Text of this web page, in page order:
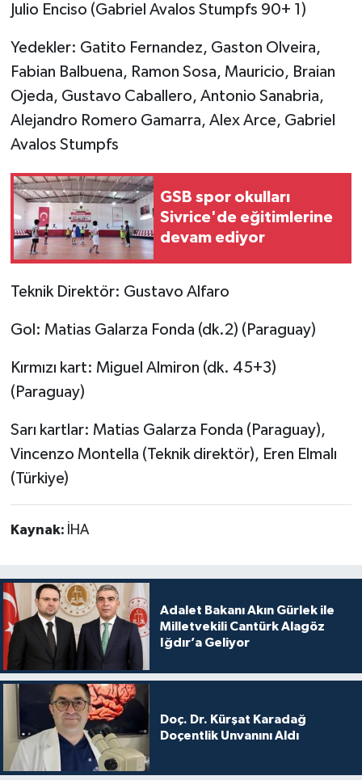
Julio Enciso (Gabriel Avalos Stumpfs 90+ 1)
Yedekler: Gatito Fernandez, Gaston Olveira,
Fabian Balbuena, Ramon Sosa, Mauricio, Braian
Ojeda, Gustavo Caballero, Antonio Sanabria,
Alejandro Romero Gamarra, Alex Arce, Gabriel
Avalos Stumpfs
GSB spor okulları
Sivrice'de eğitimlerine
devam ediyor
Teknik Direktör: Gustavo Alfaro
Gol: Matias Galarza Fonda (dk.2) (Paraguay)
Kırmızı kart: Miguel Almiron (dk. 45+3)
(Paraguay)
Sarı kartlar: Matias Galarza Fonda (Paraguay),
Vincenzo Montella (Teknik direktör), Eren Elmalı
(Türkiye)
Kaynak: İHA
Adalet Bakanı Akın Gürlek ile
Milletvekili Cantürk Alagöz
Iğdır’a Geliyor
Doç. Dr. Kürşat Karadağ
Doçentlik Unvanını Aldı